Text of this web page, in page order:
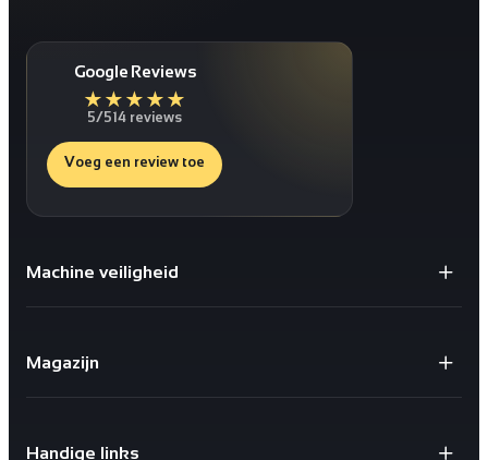
Google Reviews
★ ★ ★ ★ ★
5/514 reviews
Voeg een review toe
Machine veiligheid
Deuren
Magazijn
X-Rail® Valbeveiliging
Handige links